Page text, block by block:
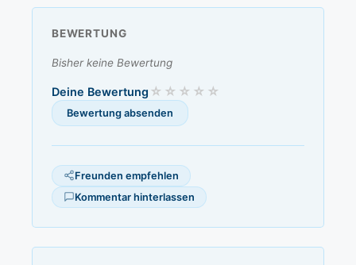
BEWERTUNG
Bisher keine Bewertung
Deine Bewertung
Freunden empfehlen
Kommentar hinterlassen